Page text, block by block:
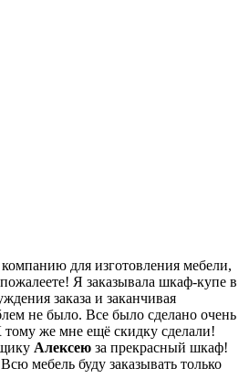
для изготовления мебели,
Я заказывала шкаф-купе в
заказа и заканчивая
не было. Все было сделано очень
тому же мне ещё скидку сделали!
Алексею за прекрасный шкаф!
мебель буду заказывать только